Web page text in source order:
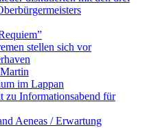
stellen sich vor
im Lappan
zu Informationsabend für
Aeneas / Erwartung